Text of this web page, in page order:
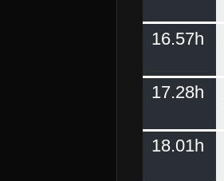
16.57h
17.28h
18.01h